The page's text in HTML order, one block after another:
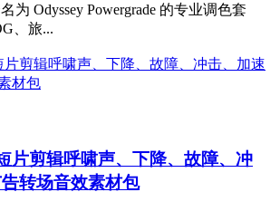
为 Odyssey Powergrade 的专业调色套
、旅...
片剪辑呼啸声、下降、故障、冲
转场音效素材包